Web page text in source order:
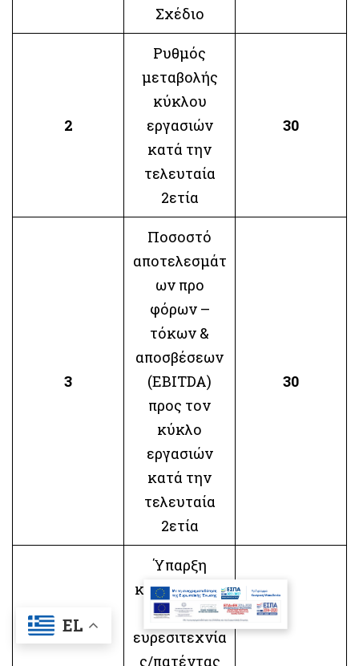
Σχέδιο
2
Ρυθμός
μεταβολής
κύκλου
εργασιών
κατά την
τελευταία
2ετία
30
3
Ποσοστό
αποτελεσμάτ
ων προ
φόρων –
τόκων &
αποσβέσεων
(EBITDA)
προς τον
κύκλο
εργασιών
κατά την
τελευταία
2ετία
30
Ύπαρξη
κατοχυρωμέ
νης
ευρεσιτεχνία
ς/πατέντας
EL